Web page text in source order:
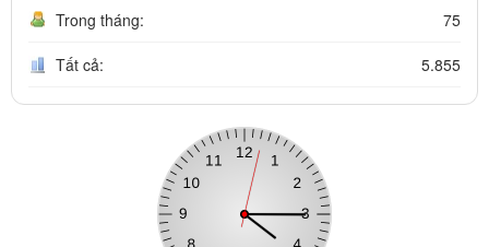
Trong tháng: 75
Tất cả: 5.855